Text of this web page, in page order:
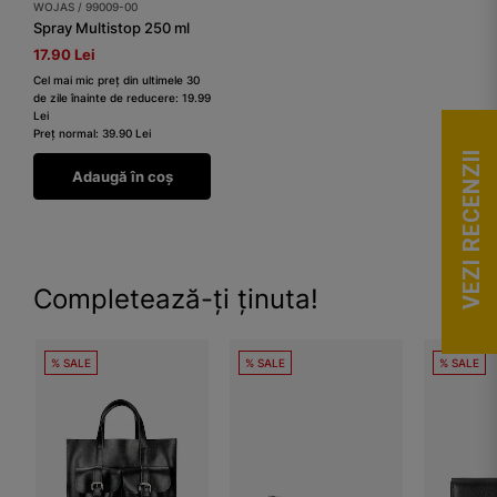
WOJAS / 99009-00
Spray Multistop 250 ml
17.90 Lei
Cel mai mic preț din ultimele 30
de zile înainte de reducere: 19.99
Lei
Preț normal: 39.90 Lei
Adaugă în coș
Completează-ți ținuta!
% SALE % SALE % SALE
VEZI RECENZII